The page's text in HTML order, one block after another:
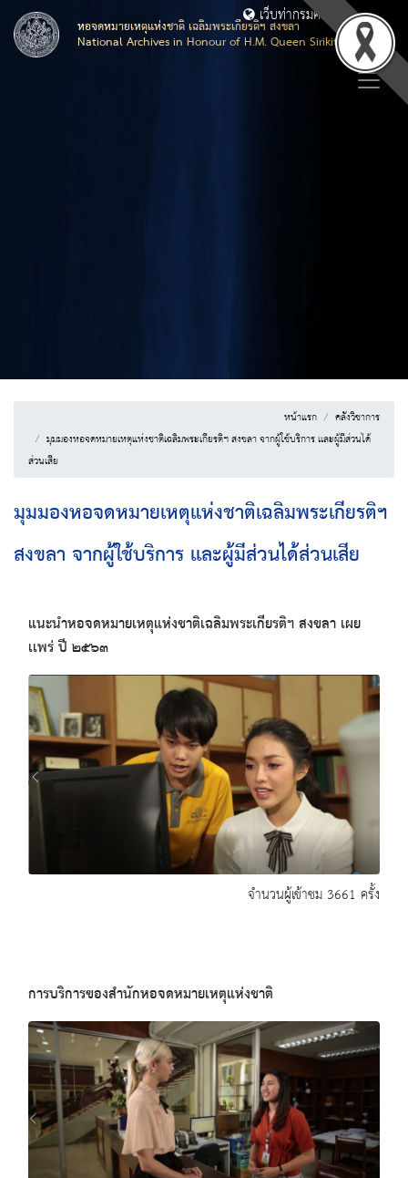
หอจดหมายเหตุแห่งชาติ เฉลิมพระเกียรติฯ สงขลา
National Archives in Honour of H.M. Queen Sirikit, Songkhla
เว็บท่ากรมศิลปากร
หน้าแรก
คลังวิชาการ
มุมมองหอจดหมายเหตุแห่งชาติเฉลิมพระเกียรติฯ สงขลา จากผู้ใช้บริการ เเละผู้มีส่วนได้
ส่วนเสีย
มุมมองหอจดหมายเหตุแห่งชาติเฉลิมพระเกียรติฯ
สงขลา จากผู้ใช้บริการ เเละผู้มีส่วนได้ส่วนเสีย
แนะนำหอจดหมายเหตุแห่งชาติเฉลิมพระเกียรติฯ สงขลา เผย
เเพร่ ปี ๒๕๖๓
จำนวนผู้เข้าชม 3661 ครั้ง
การบริการของสำนักหอจดหมายเหตุแห่งชาติ